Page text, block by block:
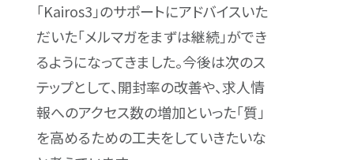
「Kairos3」のサポートにアドバイスいた
だいた「メルマガをまずは継続」ができ
るようになってきました。今後は次のス
テップとして、開封率の改善や、求人情
報へのアクセス数の増加といった「質」
を高めるための工夫をしていきたいな